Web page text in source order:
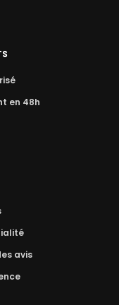
en 48h
avis